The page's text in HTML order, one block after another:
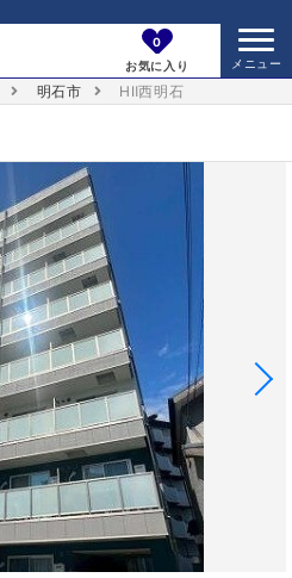
0
お気に入り
明石市 HⅡ西明石